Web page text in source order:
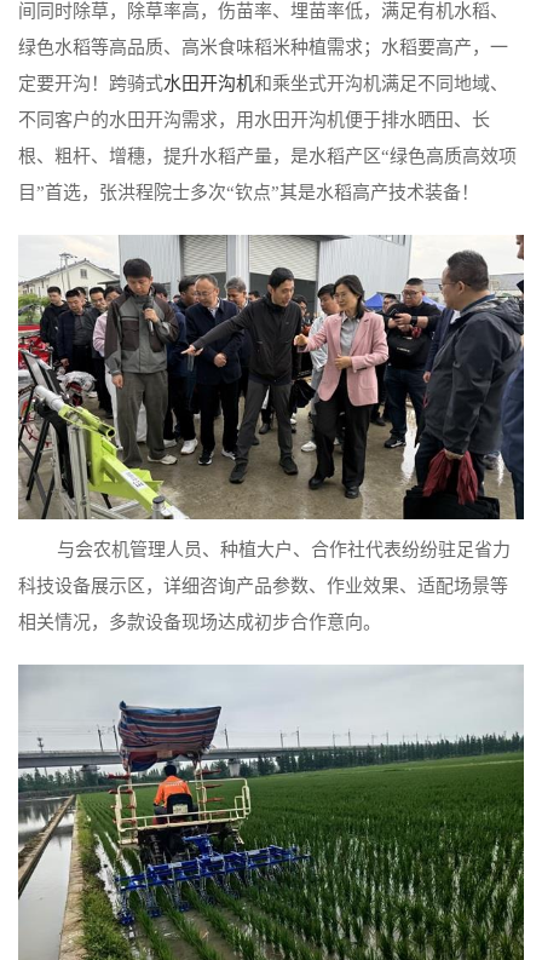
间同时除草，除草率高，伤苗率、埋苗率低，满足有机水稻、
绿色水稻等高品质、高米食味稻米种植需求；水稻要高产，一
定要开沟！跨骑式水田开沟机和乘坐式开沟机满足不同地域、
不同客户的水田开沟需求，用水田开沟机便于排水晒田、长
根、粗杆、增穗，提升水稻产量，是水稻产区“绿色高质高效项
目”首选，张洪程院士多次“钦点”其是水稻高产技术装备！
与会农机管理人员、种植大户、合作社代表纷纷驻足省力
科技设备展示区，详细咨询产品参数、作业效果、适配场景等
相关情况，多款设备现场达成初步合作意向。